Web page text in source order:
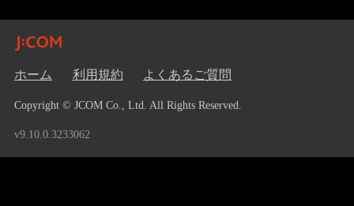
ホーム 利用規約 よくあるご質問
Copyright © JCOM Co., Ltd. All Rights Reserved.
v9.10.0.3233062